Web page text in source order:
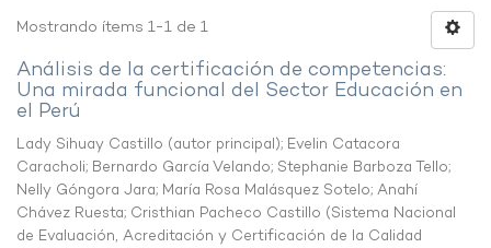
Mostrando ítems 1-1 de 1
Análisis de la certificación de competencias:
Una mirada funcional del Sector Educación en
el Perú
Lady Sihuay Castillo (autor principal); Evelin Catacora
Caracholi; Bernardo García Velando; Stephanie Barboza Tello;
Nelly Góngora Jara; María Rosa Malásquez Sotelo; Anahí
Chávez Ruesta; Cristhian Pacheco Castillo (Sistema Nacional
de Evaluación, Acreditación y Certificación de la Calidad